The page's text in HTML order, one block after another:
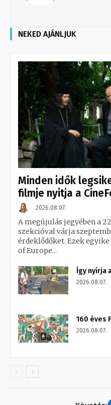
NEKED AJÁNLJUK
Minden idők
filmje nyitja a
2026.08.07.
A megújulás jegyében a
szekcióval várja
érdeklődőket. Ezek egyike
of Europe...
Így nyírja
2026.08.07.
160 éves
2026.08.07.